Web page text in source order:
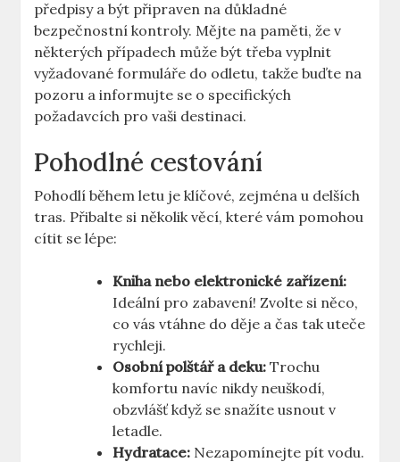
předpisy a být připraven ⁤na důkladné​
bezpečnostní kontroly. Mějte na paměti, že v
některých případech může ⁢být třeba vyplnit
vyžadované ⁣formuláře ⁣do odletu, takže buďte na
pozoru a informujte se o specifických‌
požadavcích pro vaši destinaci.
Pohodlné cestování
Pohodlí během letu je klíčové, ⁤zejména ⁤u delších
tras. Přibalte si několik věcí,⁣ které⁤ vám pomohou
cítit se lépe:
Kniha ‍nebo elektronické zařízení:
Ideální pro⁢ zabavení! Zvolte si něco,
co vás vtáhne do děje a‍ čas tak uteče
​rychleji.
Osobní polštář a deku: Trochu‍
komfortu navíc nikdy neuškodí,
obzvlášť když se snažíte usnout v
letadle.
Hydratace: Nezapomínejte pít‍ vodu.